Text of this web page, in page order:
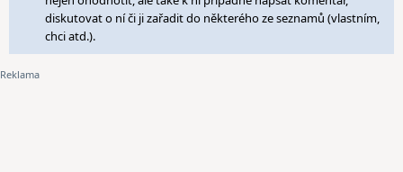
diskutovat o ní či ji zařadit do některého ze seznamů (vlastním,
chci atd.).